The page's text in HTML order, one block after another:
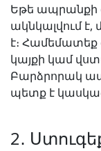
Եթե ապրանքի
ակնկալվում
է։
կայքի կամ
Բարձրորակ
պետք է
2․